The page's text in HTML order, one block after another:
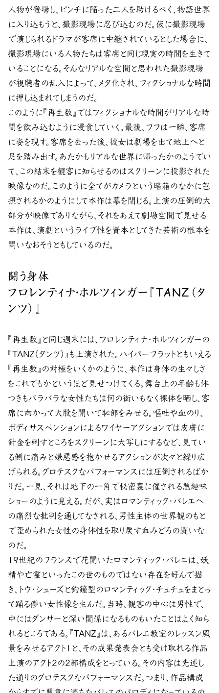
人物が登場し、ピンチに陥った二人を助けるべく、物語世界
に入り込もうと、撮影現場に忍び込むのだ。仮に撮影現場
で演じられるドラマが客席に中継されているとした場合に、
撮影現場にいる人物たちは客席と同じ現実の時間を生きて
いることになる。そんなリアルな空間と思われた撮影現場
が視聴者の乱入によって、メタ化され、フィクショナルな時間
に押し込まれてしまうのだ。
このように『再生数』ではフィクショナルな時間がリアルな時
間を飲み込むように浸食していく。最後、フフは一瞬、客席
に姿を現す。客席を去った後、彼女は劇場を出て地上へと
足を踏み出す。あたかもリアルな世界に帰ったかのようでい
て、この結末を観客に知らせるのはスクリーンに投影された
映像なのだ。このように全てがカメラという暗箱のなかに包
摂されるかのようにして本作は幕を閉じる。上演の圧倒的大
部分が映像でありながら、それをあえて劇場空間で見せる
本作は、演劇というライブ性を資本としてきた芸術の根本を
問いなおそうともしているのだ。
闘う身体
フロレンティナ・ホルツィンガー『TANZ（タ
ンツ）』
『再生数』と同じ週末には、フロレンティナ・ホルツィンガーの
『TANZ（タンツ）』も上演された。ハイパーフラットともいえる
『再生数』の対極をいくかのように、本作は身体の生々しさ
をこれでもかというほど見せつけてくる。舞台上の年齢も体
つきもバラバラな女性たちは何の衒いもなく裸体を晒し、客
席に向かって大股を開いて恥部をみせる。嘔吐や血のり、
ボディサスペンションによるワイヤーアクションでは皮膚に
針金を刺すところをスクリーンに大写しにするなど、見てい
る側に痛みと嫌悪感を抱かせるアクションが次々と繰り広
げられる。グロテスクなパフォーマンスには圧倒されるばか
りだ。一見、それは地下の一角で秘密裏に催される悪趣味
ショーのように見える。だが、実はロマンティック・バレエへ
の痛烈な批判を通してなされる、男性主体の世界観のもと
で歪められた女性の身体性を取り戻す血みどろの闘いな
のだ。
19世紀のフランスで花開いたロマンティック・バレエは、妖
精や亡霊といったこの世のものではない存在を好んで描
き、トウ・シューズと釣鐘型のロマンティック・チュチュをまとっ
て踊る儚い女性像を生んだ。当時、観客の中心は男性で、
中にはダンサーと深い関係になるものもいたことはよく知ら
れるところである。『TANZ』は、あるバレエ教室のレッスン風
景をみせるアクト1と、その成果発表会とも受け取れる作品
上演のアクト2の2部構成をとっている。その内容は先述し
た通りのグロテスクなパフォーマンスだ。つまり、作品構成